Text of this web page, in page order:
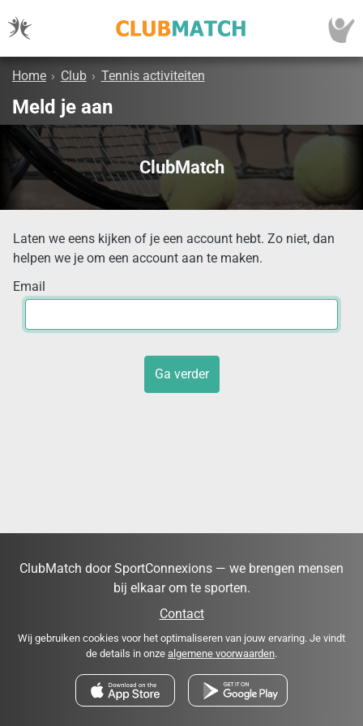
Home › Club › Tennis activiteiten
Meld je aan
ClubMatch
Laten we eens kijken of je een account hebt. Zo niet, dan
helpen we je om een account aan te maken.
Email
Ga verder
ClubMatch door SportConnexions — we brengen mensen
bij elkaar om te sporten.
Contact
Wij gebruiken cookies voor het optimaliseren van jouw ervaring. Je vindt
de details in onze algemene voorwaarden.